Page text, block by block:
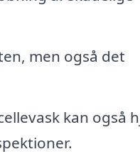
men også det
kan også